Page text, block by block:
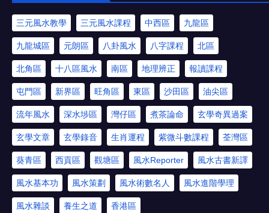
三元風水教學 三元風水課程 中西區 九龍區
九龍城區 元朗區 八卦風水 八字課程 北區
北角區 十八區風水 南區 地理辨正 報讀課程
屯門區 新界區 旺角區 東區 沙田區 油尖區
流年風水 深水埗區 灣仔區 煮茶論命 玄學奇異過案
玄學文章 玄學錄音 生肖運程 紫微斗數課程 荃灣區
葵青區 西貢區 觀塘區 風水Reporter 風水古書新譯
風水基本功 風水策劃 風水術數名人 風水進階學理
風水雜談 養生之道 香港區